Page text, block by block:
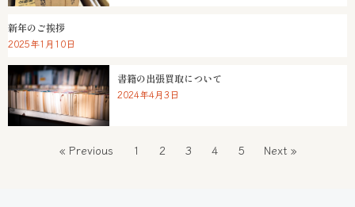
新年のご挨拶
2025年1月10日
書籍の出張買取について
2024年4月3日
« Previous 1 2 3 4 5 Next »